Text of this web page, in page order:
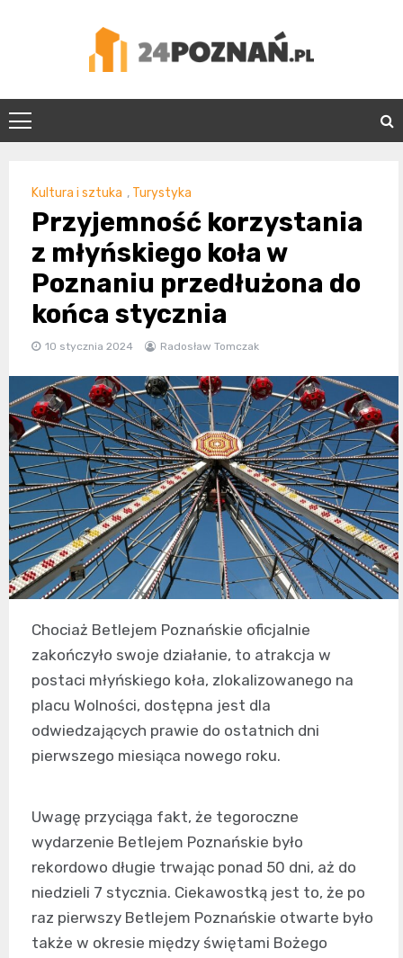
24Poznań.pl
Kultura i sztuka , Turystyka
Przyjemność korzystania
z młyńskiego koła w
Poznaniu przedłużona do
końca stycznia
10 stycznia 2024 Radosław Tomczak
Chociaż Betlejem Poznańskie oficjalnie
zakończyło swoje działanie, to atrakcja w
postaci młyńskiego koła, zlokalizowanego na
placu Wolności, dostępna jest dla
odwiedzających prawie do ostatnich dni
pierwszego miesiąca nowego roku.
Uwagę przyciąga fakt, że tegoroczne
wydarzenie Betlejem Poznańskie było
rekordowo długie trwając ponad 50 dni, aż do
niedzieli 7 stycznia. Ciekawostką jest to, że po
raz pierwszy Betlejem Poznańskie otwarte było
także w okresie między świętami Bożego